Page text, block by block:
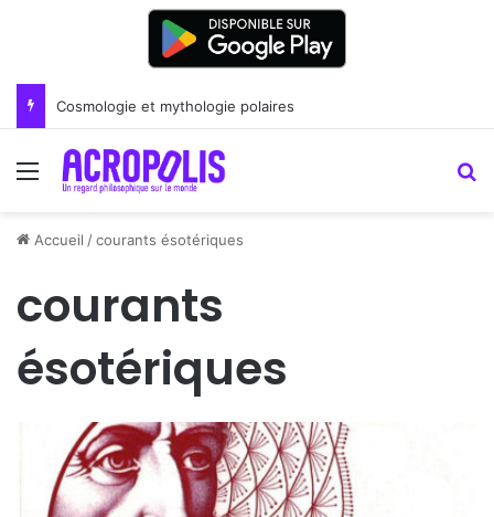
Cosmologie et mythologie polaires
Menu
Accueil /courants ésotériques
courants
ésotériques